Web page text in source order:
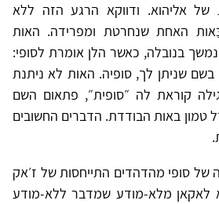
של אליהוא. ודווקא הרגע הזה ללא
האחת שנחרטת ומפרידה. האות
בנובלה, כאשר הלן אומרת לסופי:
שניתן לך, סופיה. האות לא ניתנת
קוראת לה ״סופית״, פתאום השם
באות הבודדת. הדברים החשובים
של סופי מהדהדים התייחסות של ז׳אק
לאקאן מלא-מודע שמדבר ללא-מודע